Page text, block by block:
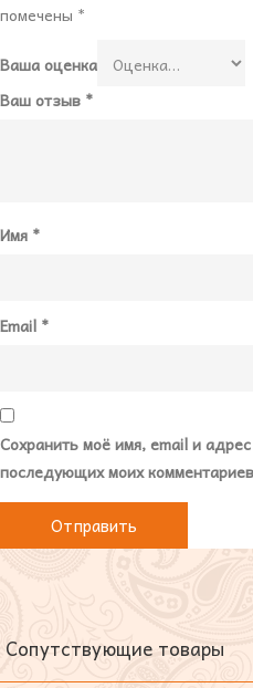
помечены *
Ваша оценка
Ваш отзыв *
Имя *
Email *
Сохранить моё имя, email и
последующих моих
Сопутствующие товары